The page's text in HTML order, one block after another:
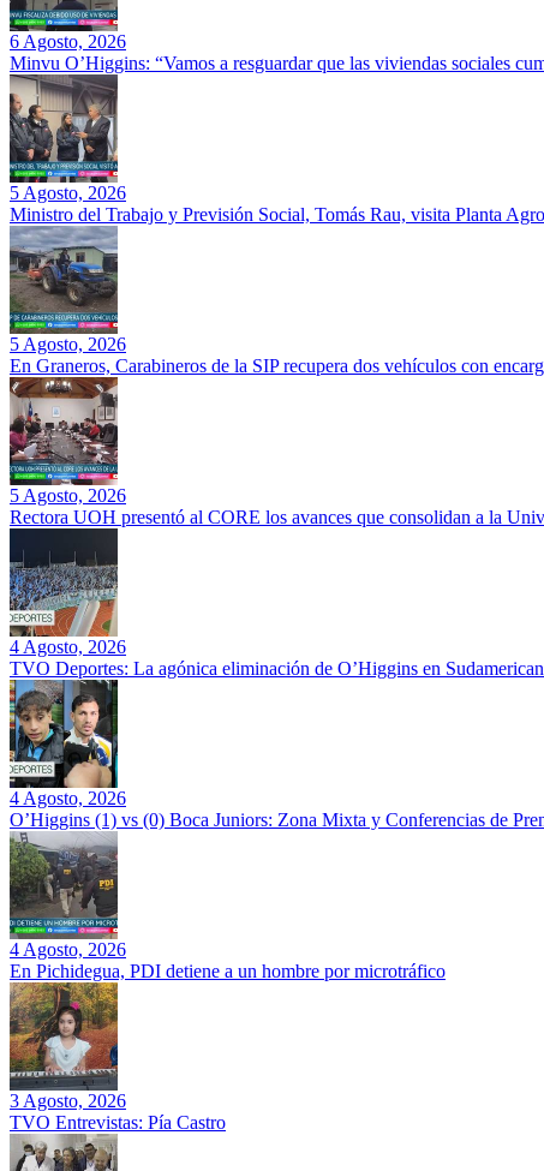
6 Agosto, 2026
Minvu O’Higgins: “Vamos a resguardar que las viviendas sociales
5 Agosto, 2026
Ministro del Trabajo y Previsión Social, Tomás Rau, visita Planta
5 Agosto, 2026
En Graneros, Carabineros de la SIP recupera dos vehículos con
5 Agosto, 2026
Rectora UOH presentó al CORE los avances que consolidan a la
4 Agosto, 2026
TVO Deportes: La agónica eliminación de O’Higgins en
4 Agosto, 2026
O’Higgins (1) vs (0) Boca Juniors: Zona Mixta y Conferencias de
4 Agosto, 2026
En Pichidegua, PDI detiene a un hombre por microtráfico
3 Agosto, 2026
TVO Entrevistas: Pía Castro